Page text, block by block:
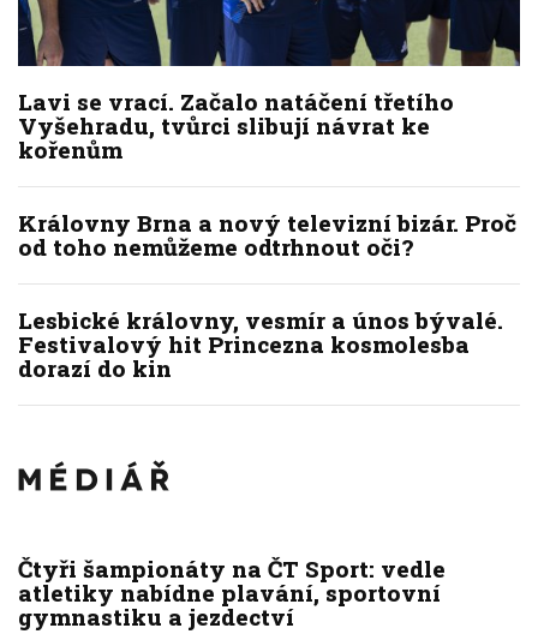
Lavi se vrací. Začalo natáčení třetího
Vyšehradu, tvůrci slibují návrat ke
kořenům
Královny Brna a nový televizní bizár. Proč
od toho nemůžeme odtrhnout oči?
Lesbické královny, vesmír a únos bývalé.
Festivalový hit Princezna kosmolesba
dorazí do kin
Čtyři šampionáty na ČT Sport: vedle
atletiky nabídne plavání, sportovní
gymnastiku a jezdectví